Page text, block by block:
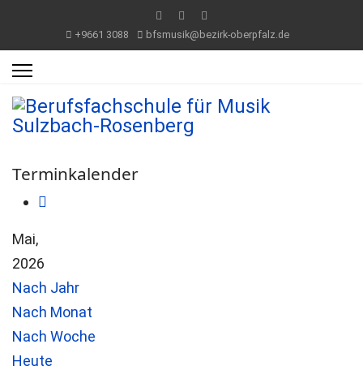
+9661 3088 bfsmusik@bezirk-oberpfalz.de
Terminkalender
Mai,
2026
Nach Jahr
Nach Monat
Nach Woche
Heute